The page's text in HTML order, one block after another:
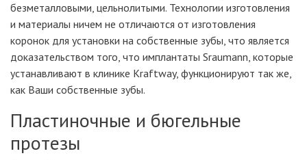
безметалловыми, цельнолитыми. Технологии изготовления
и материалы ничем не отличаются от изготовления
коронок для установки на собственные зубы, что является
доказательством того, что имплантаты Sraumann, которые
устанавливают в клинике Kraftway, функционируют так же,
как Ваши собственные зубы.
Пластиночные и бюгельные
протезы